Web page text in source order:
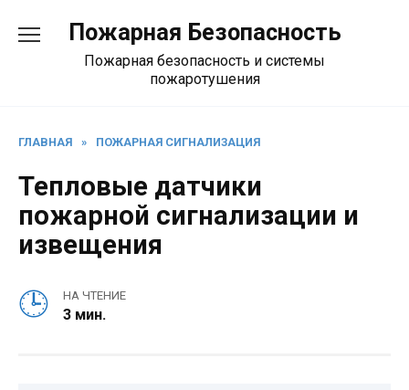
содержанию
Пожарная Безопасность
Пожарная безопасность и системы
пожаротушения
ГЛАВНАЯ » ПОЖАРНАЯ СИГНАЛИЗАЦИЯ
Тепловые датчики
пожарной сигнализации и
извещения
НА ЧТЕНИЕ
3 мин.